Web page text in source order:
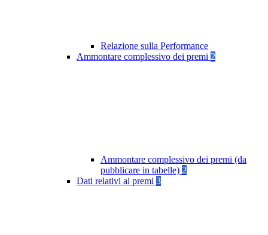
Relazione sulla Performance
Ammontare complessivo dei premi 2
Ammontare complessivo dei premi (da
pubblicare in tabelle) 2
Dati relativi ai premi 3